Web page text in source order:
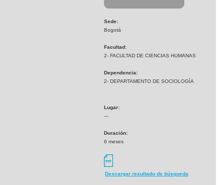
Sede:
Bogotá
Facultad:
2- FACULTAD DE CIENCIAS HUMANAS
Dependencia:
2- DEPARTAMENTO DE SOCIOLOGÍA
Lugar:
---
Duración:
6 meses
Descargar resultado de búsqueda